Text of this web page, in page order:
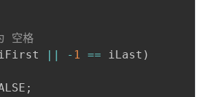
空格
|| - 1 == iLast )
;